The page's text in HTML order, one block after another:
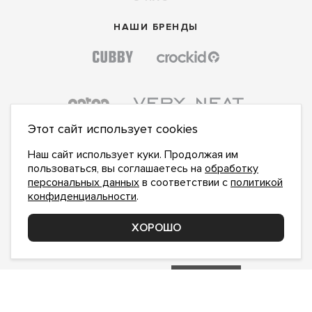
НАШИ БРЕНДЫ
ПОДПИСАТЬСЯ НА НОВОСТИ:
сполитикой конфиденциальностиознакомлен и
Этот сайт использует cookies
Наш сайт использует куки. Продолжая им
пользоваться, вы соглашаетесь на обработку
персональных данных в соответствии с политикой
конфиденциальности.
ХОРОШО